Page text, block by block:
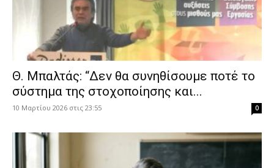
Θ. Μπαλτάς: “Δεν θα συνηθίσουμε ποτέ το
σύστημα της στοχοποίησης και...
10 Μαρτίου 2026 στις 23:55 0